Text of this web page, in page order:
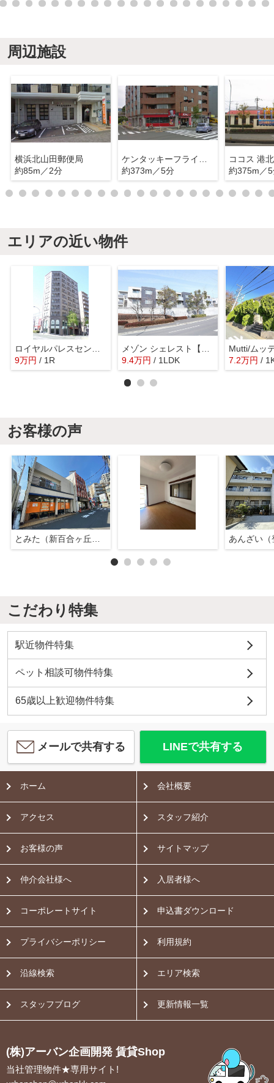
周辺施設
横浜北山田郵便局
約85m／2分
約373m／5分
約375m／
エリアの近い物件
ロイヤルパレスセンター南
9万円 / 1R
メゾン シェレスト【SHM】
9.4万円 / 1LDK
Mutti/ムッ
7.2万円 /
お客様の声
あんざい（
こだわり特集
駅近物件特集
ペット相談可物件特集
65歳以上歓迎物件特集
メールで共有する LINEで共有する
ホーム 会社概要
アクセス スタッフ紹介
お客様の声 サイトマップ
仲介会社様へ 入居者様へ
コーポレートサイト 申込書ダウンロード
プライバシーポリシー 利用規約
沿線検索 エリア検索
スタッフブログ 更新情報一覧
(株)アーバン企画開発 賃貸Shop
当社管理物件★専用サイト!